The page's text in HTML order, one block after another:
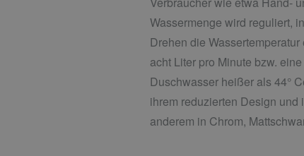
Wassermenge wird reguliert,
Drehen die
acht Liter pro Minute bzw.
Duschwasser heißer als 44°
ihrem reduzierten Design
anderem in Chrom,